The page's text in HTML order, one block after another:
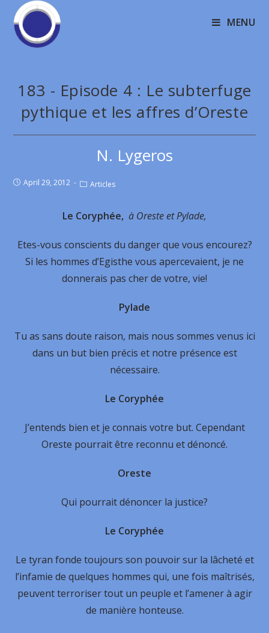
MENU
183 - Episode 4 : Le subterfuge
pythique et les affres d’Oreste
N. Lygeros
April 29, 2012 Articles
Le Coryphée, à Oreste et Pylade,
Etes-vous conscients du danger que vous encourez?
Si les hommes d’Egisthe vous aper­cevaient, je ne
donnerais pas cher de votre, vie!
Pylade
Tu as sans doute raison, mais nous sommes venus ici
dans un but bien précis et notre présence est
nécessaire.
Le Coryphée
J’entends bien et je connais votre but. Cependant
Oreste pourrait être reconnu et dénoncé.
Oreste
Qui pourrait dénoncer la justice?
Le Coryphée
Le tyran fonde toujours son pouvoir sur la lâcheté et
l’infamie de quelques hommes qui, une fois maîtrisés,
peuvent terroriser tout un peuple et l’amener à agir
de manière honteuse.